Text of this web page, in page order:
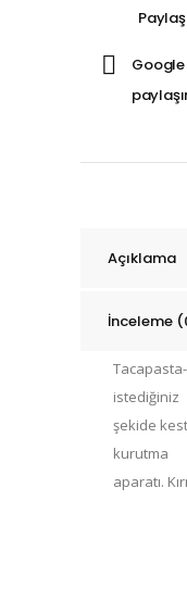
Açıklama
İnceleme
istediğiniz
şekide
kurutma
aparatı.